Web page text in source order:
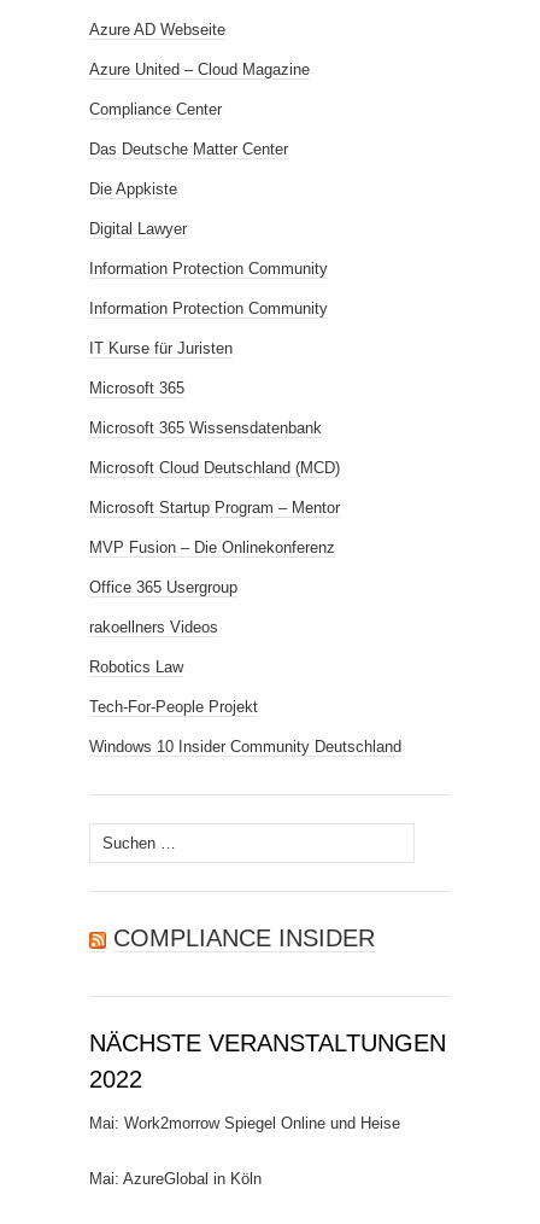
Azure AD Webseite
Azure United – Cloud Magazine
Compliance Center
Das Deutsche Matter Center
Die Appkiste
Digital Lawyer
Information Protection Community
Information Protection Community
IT Kurse für Juristen
Microsoft 365
Microsoft 365 Wissensdatenbank
Microsoft Cloud Deutschland (MCD)
Microsoft Startup Program – Mentor
MVP Fusion – Die Onlinekonferenz
Office 365 Usergroup
rakoellners Videos
Robotics Law
Tech-For-People Projekt
Windows 10 Insider Community Deutschland
Suchen
nach:
COMPLIANCE INSIDER
NÄCHSTE VERANSTALTUNGEN
2022
Mai: Work2morrow Spiegel Online und Heise
Mai: AzureGlobal in Köln